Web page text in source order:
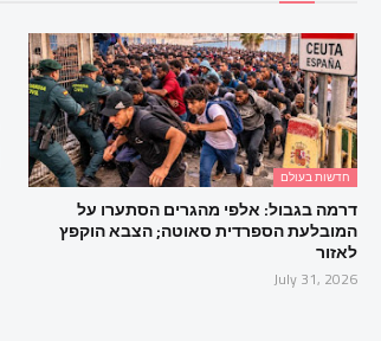
חדשות בעולם
דרמה בגבול: אלפי מהגרים הסתערו על
המובלעת הספרדית סאוטה; הצבא הוקפץ
לאזור
July 31, 2026